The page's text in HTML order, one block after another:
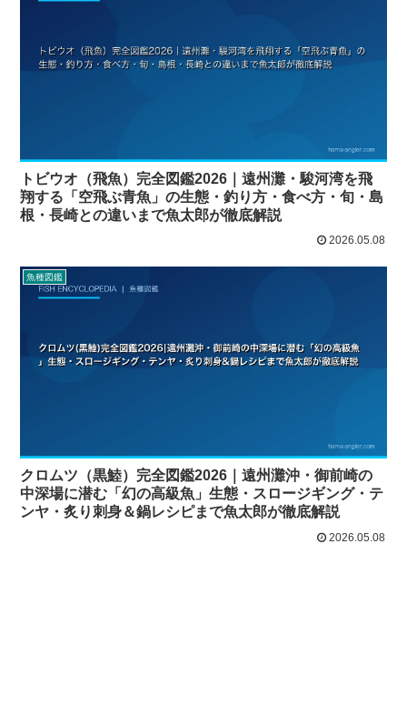
トビウオ（飛魚）完全図鑑2026｜遠州灘・駿河湾を飛
翔する「空飛ぶ青魚」の生態・釣り方・食べ方・旬・島
根・長崎との違いまで魚太郎が徹底解説
2026.05.08
魚種図鑑
クロムツ（黒鯥）完全図鑑2026｜遠州灘沖・御前崎の
中深場に潜む「幻の高級魚」生態・スロージギング・テ
ンヤ・炙り刺身＆鍋レシピまで魚太郎が徹底解説
2026.05.08